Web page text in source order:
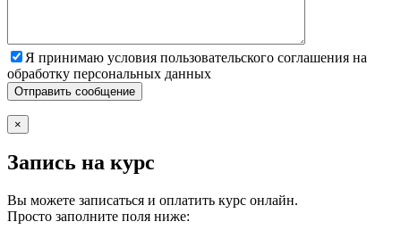
Я принимаю условия пользовательского соглашения на
обработку персональных данных
×
Запись на курс
Вы можете записаться и оплатить курс онлайн.
Просто заполните поля ниже: